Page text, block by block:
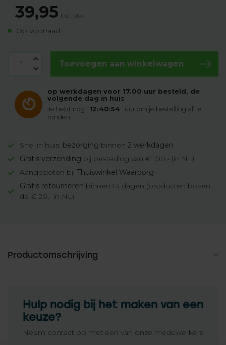
39,95 Incl. btw
Op voorraad
Toevoegen aan winkelwagen
op werkdagen voor 17.00 uur besteld, de
volgende dag in huis
Je hebt nog
12:40:53
uur om je bestelling af te
ronden.
Snel in huis: bezorging binnen 2 werkdagen
Gratis verzending bij besteding van € 100,- (in NL)
Aangesloten bij Thuiswinkel Waarborg
Gratis retourneren binnen 14 dagen (producten boven
de € 20,- in NL)
Productomschrijving
Hulp nodig bij het maken van een
keuze?
Neem contact op met een van onze medewerkers